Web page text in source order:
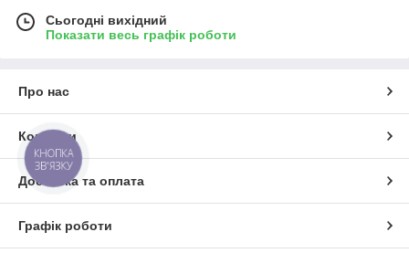
Сьогодні вихідний
Показати весь графік роботи
Про нас
Контакти
Доставка та оплата
Графік роботи
КНОПКА
ЗВ'ЯЗКУ